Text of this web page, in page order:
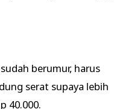
berumur, harus
serat supaya lebih
40.000.